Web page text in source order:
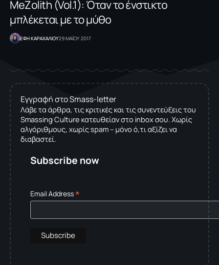
MeZolith (Vol.1): Όταν το ένστικτο
μπλέκεται με το μύθο
ΕΦΗ KΑΡΑΧΑΛΙΟΥ29 ΜΑΪΟΥ 2017
Εγγραφή στο Smass-letter
Λάβε τα άρθρα, τις κριτικές και τις συνεντεύξεις του
Smassing Culture κατευθείαν στο inbox σου. Χωρίς
αλγόριθμους, χωρίς spam – μόνο ό,τι αξίζει να
διαβαστεί.
Subscribe now
Email Address*